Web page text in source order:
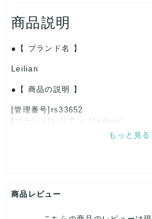
商品説明
【 ブランド名 】
Leilian
【 商品の説明 】
[管理番号]rs33652
[ブランド]レリアン（Leilian）
表記サイズ：9
肩幅：約50cm
もっと見る
商品レビュー